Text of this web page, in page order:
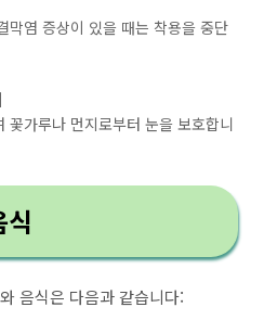
막염 증상이 있을 때는 착용을 중단
꽃가루나 먼지로부터 눈을 보호합니
음식은 다음과 같습니다: